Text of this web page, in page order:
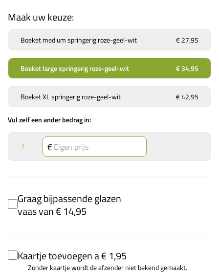
Maak uw keuze:
Boeket medium springerig roze-geel-wit € 27,95
Boeket large springerig roze-geel-wit € 34,95
Boeket XL springerig roze-geel-wit € 42,95
Vul zelf een ander bedrag in:
?
Graag bijpassende glazen
vaas van € 14,95
Kaartje toevoegen a € 1,95
Zonder kaartje wordt de afzender niet bekend gemaakt.